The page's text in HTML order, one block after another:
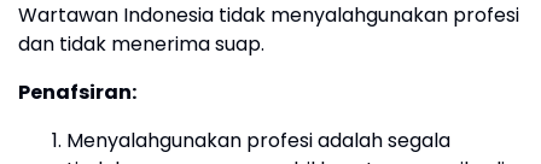
Wartawan Indonesia tidak menyalahgunakan profesi
dan tidak menerima suap.
Penafsiran:
Menyalahgunakan profesi adalah segala